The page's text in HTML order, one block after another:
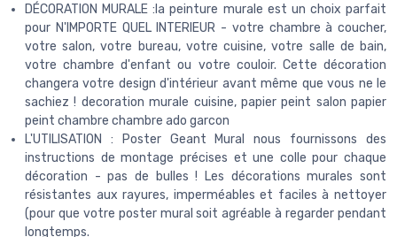
DÉCORATION MURALE :la peinture murale est un choix parfait
pour N'IMPORTE QUEL INTERIEUR - votre chambre à coucher,
votre salon, votre bureau, votre cuisine, votre salle de bain,
votre chambre d'enfant ou votre couloir. Cette décoration
changera votre design d'intérieur avant même que vous ne le
sachiez ! decoration murale cuisine, papier peint salon papier
peint chambre chambre ado garcon
L'UTILISATION : Poster Geant Mural nous fournissons des
instructions de montage précises et une colle pour chaque
décoration - pas de bulles ! Les décorations murales sont
résistantes aux rayures, imperméables et faciles à nettoyer
(pour que votre poster mural soit agréable à regarder pendant
longtemps.